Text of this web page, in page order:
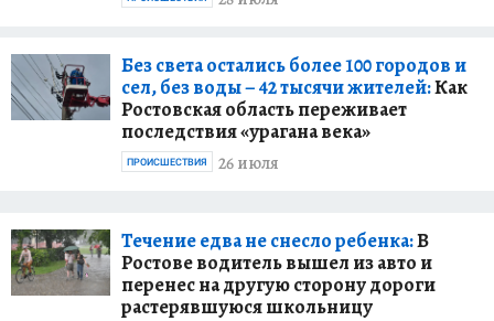
Без света остались более 100 городов и
сел, без воды – 42 тысячи жителей:Как
Ростовская область переживает
последствия «урагана века»
26 июля
ПРОИСШЕСТВИЯ
Течение едва не снесло ребенка:В
Ростове водитель вышел из авто и
перенес на другую сторону дороги
растерявшуюся школьницу